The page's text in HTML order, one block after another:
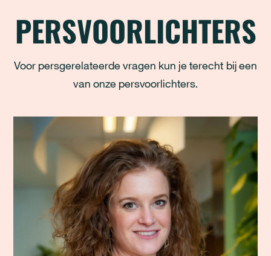
PERSVOORLICHTERS
Voor persgerelateerde vragen kun je terecht bij een
van onze persvoorlichters.